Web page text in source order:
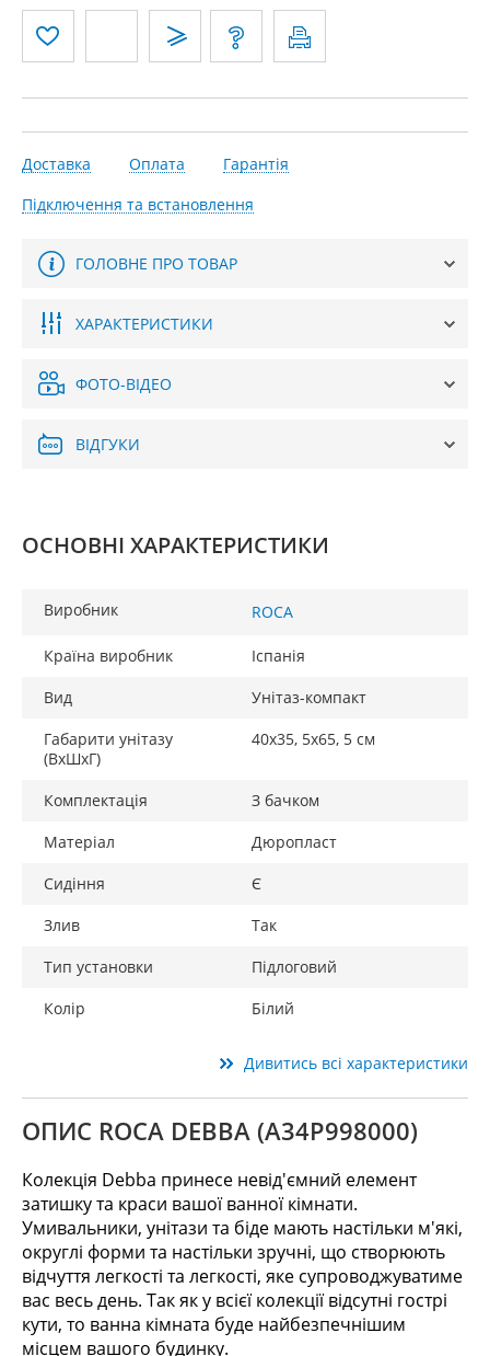
Доставка Оплата
Гарантія
Підключення та встановлення
ГОЛОВНЕ ПРО ТОВАР
ХАРАКТЕРИСТИКИ
ФОТО-ВІДЕО
ВІДГУКИ
ОСНОВНІ ХАРАКТЕРИСТИКИ
Виробник ROCA
Країна виробник
Іспанія
Вид
Унітаз-компакт
Габарити унітазу
(ВхШхГ)
40х35, 5х65, 5 см
Комплектація
З бачком
Матеріал
Дюропласт
Сидіння
Є
Злив
Так
Тип установки
Підлоговий
Колір
Білий
Дивитись всі характеристики
ОПИС ROCA DEBBA (A34P998000)
Колекція Debba принесе невід'ємний елемент
затишку та краси вашої ванної кімнати.
Умивальники, унітази та біде мають настільки м'які,
округлі форми та настільки зручні, що створюють
відчуття легкості та легкості, яке супроводжуватиме
вас весь день. Так як у всієї колекції відсутні гострі
кути, то ванна кімната буде найбезпечнішим
місцем вашого будинку.